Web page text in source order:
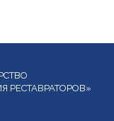
РЕСТАВРАТОРОВ»